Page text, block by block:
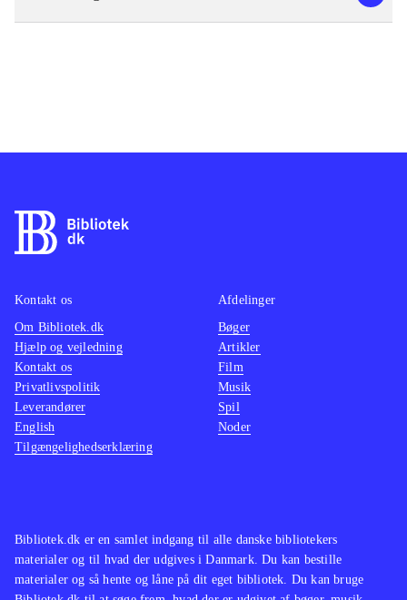
Bibliotek.dk er en samlet indgang til alle danske bibliotekers
materialer og til hvad der udgives i Danmark. Du kan bestille
materialer og så hente og låne på dit eget bibliotek. Du kan bruge
Kontakt os
Om Bibliotek.dk
Hjælp og vejledning
Kontakt os
Privatlivspolitik
Leverandører
English
Tilgængelighedserklæring
Afdelinger
Bøger
Artikler
Film
Musik
Spil
Noder